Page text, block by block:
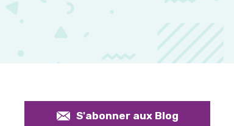
S'abonner aux Blog